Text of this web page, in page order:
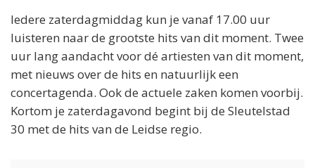
Iedere zaterdagmiddag kun je vanaf 17.00 uur
luisteren naar de grootste hits van dit moment. Twee
uur lang aandacht voor dé artiesten van dit moment,
met nieuws over de hits en natuurlijk een
concertagenda. Ook de actuele zaken komen voorbij.
Kortom je zaterdagavond begint bij de Sleutelstad
30 met de hits van de Leidse regio.